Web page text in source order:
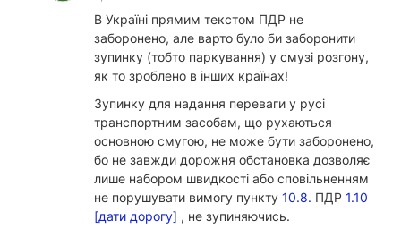
В Україні прямим текстом ПДР не
заборонено, але варто було би заборонити
зупинку (тобто паркування) у смузі розгону,
як то зроблено в інших країнах!
Зупинку для надання переваги у русі
транспортним засобам, що рухаються
основною смугою, не може бути заборонено,
бо не завжди дорожня обстановка дозволяє
лише набором швидкості або сповільненням
не порушувати вимогу пункту 10.8. ПДР 1.10
[дати дорогу] , не зупиняючись.